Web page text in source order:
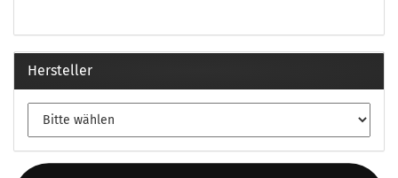
Hersteller